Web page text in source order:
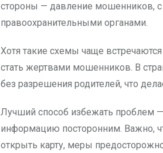
стороны — давление мошенников,
правоохранительными органами.
Хотя такие схемы чаще
стать жертвами мошенников. В
без разрешения родителей, что
Лучший способ избежать проблем
информацию посторонним. Важно,
открыть карту, меры